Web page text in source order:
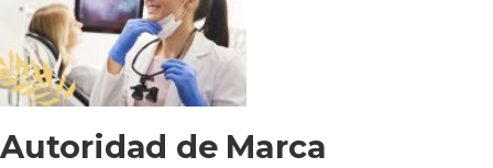
Autoridad de Marca